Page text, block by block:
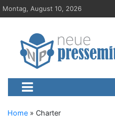
S
k
Montag, August 10, 2026
Neue-
Presseportal, Nachrichten,
Home » Charter